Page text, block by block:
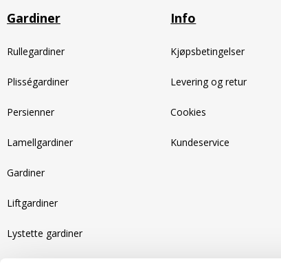
Gardiner
Rullegardiner
Plisségardiner
Persienner
Lamellgardiner
Gardiner
Liftgardiner
Lystette gardiner
Info
Kjøpsbetingelser
Levering og retur
Cookies
Kundeservice